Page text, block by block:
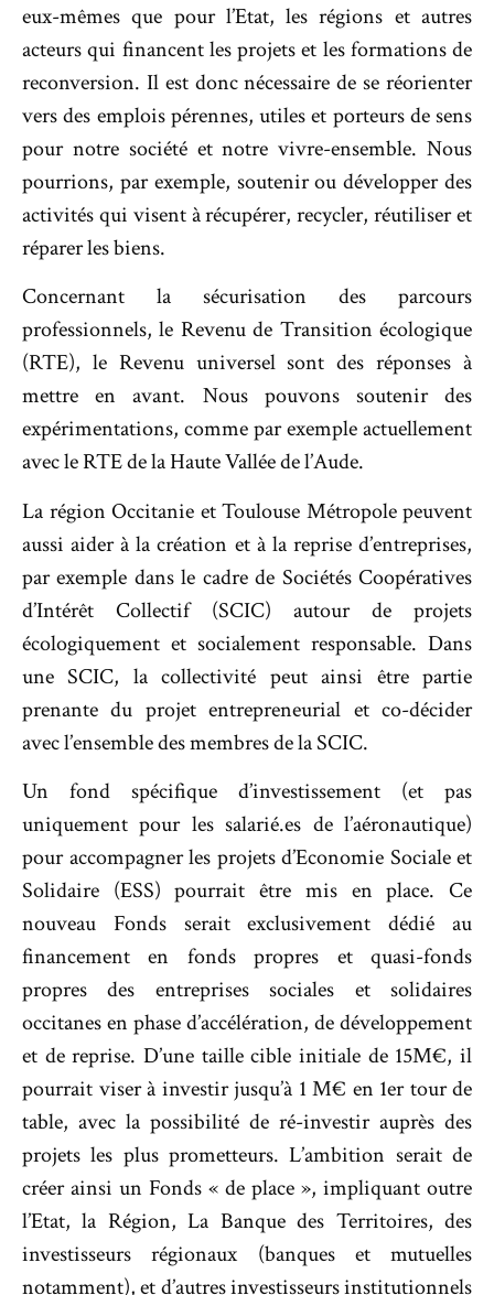
eux-mêmes que pour l’Etat, les régions et autres
acteurs qui financent les projets et les formations de
reconversion. Il est donc nécessaire de se réorienter
vers des emplois pérennes, utiles et porteurs de sens
pour notre société et notre vivre-ensemble. Nous
pourrions, par exemple, soutenir ou développer des
activités qui visent à récupérer, recycler, réutiliser et
réparer les biens.
Concernant la sécurisation des parcours
professionnels, le Revenu de Transition écologique
(RTE), le Revenu universel sont des réponses à
mettre en avant. Nous pouvons soutenir des
expérimentations, comme par exemple actuellement
avec le RTE de la Haute Vallée de l’Aude.
La région Occitanie et Toulouse Métropole peuvent
aussi aider à la création et à la reprise d’entreprises,
par exemple dans le cadre de Sociétés Coopératives
d’Intérêt Collectif (SCIC) autour de projets
écologiquement et socialement responsable. Dans
une SCIC, la collectivité peut ainsi être partie
prenante du projet entrepreneurial et co-décider
avec l’ensemble des membres de la SCIC.
Un fond spécifique d’investissement (et pas
uniquement pour les salarié.es de l’aéronautique)
pour accompagner les projets d’Economie Sociale et
Solidaire (ESS) pourrait être mis en place. Ce
nouveau Fonds serait exclusivement dédié au
financement en fonds propres et quasi-fonds
propres des entreprises sociales et solidaires
occitanes en phase d’accélération, de développement
et de reprise. D’une taille cible initiale de 15M€, il
pourrait viser à investir jusqu’à 1 M€ en 1er tour de
table, avec la possibilité de ré-investir auprès des
projets les plus prometteurs. L’ambition serait de
créer ainsi un Fonds « de place », impliquant outre
l’Etat, la Région, La Banque des Territoires, des
investisseurs régionaux (banques et mutuelles
notamment), et d’autres investisseurs institutionnels